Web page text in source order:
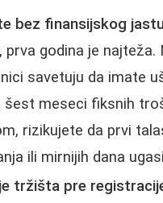
bez finansijskog
prva godina je
savetuju da imate
šest meseci fiksnih
rizikujete da prvi
ili mirnijih dana
tržišta pre